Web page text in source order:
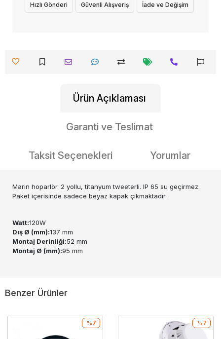
Hızlı Gönderi Güvenli Alışveriş İade ve Değişim
Ürün Açıklaması
Garanti ve Teslimat
Taksit Seçenekleri Yorumlar
Marin hoparlör. 2 yollu, titanyum tweeterli. IP 65 su geçirmez.
Paket içerisinde sadece beyaz kapak çıkmaktadır.
Watt:120W
Dış Ø (mm):137 mm
Montaj Derinliği:52 mm
Montaj Ø (mm):95 mm
Benzer Ürünler
%7 %7